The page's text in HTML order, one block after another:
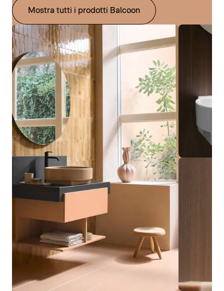
Mostra tutti i prodotti Balcoon